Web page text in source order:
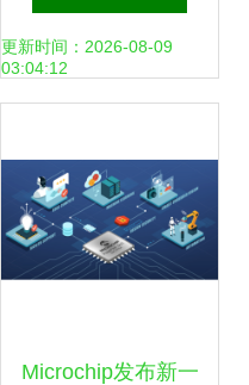
服务深度解析
更新时间：2026-08-09
03:04:12
Microchip发布新一